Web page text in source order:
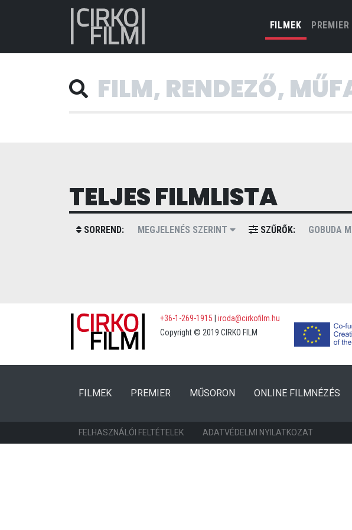
FILMEK(CURRENT)
PREMIER
TELJES FILMLISTA
SORREND: MEGJELENÉS SZERINT SZŰRŐK: GOBUDA
+36-1-269-1915
iroda@cirkofilm.hu
Copyright © 2019 CIRKO FILM
FILMEK(CURRENT)
PREMIER (CURRENT)
MŰSORON ONLINE FILMNÉZÉS
FELHASZNÁLÓI FELTÉTELEK ADATVÉDELMI NYILATKOZAT